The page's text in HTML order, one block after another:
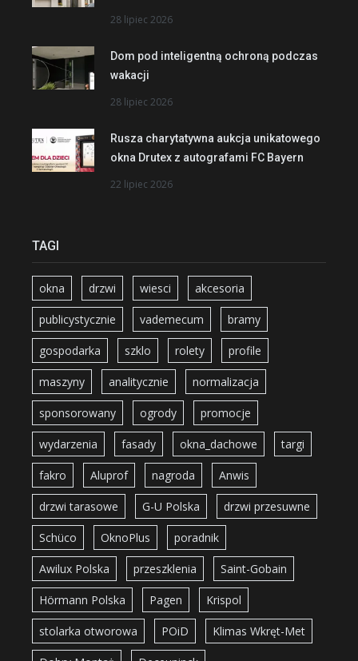
28 lipiec 2026
Dom pod inteligentną ochroną podczas
wakacji
28 lipiec 2026
Rusza charytatywna aukcja unikatowego
okna Drutex z autografami FC Bayern
22 lipiec 2026
TAGI
okna drzwi wiesci akcesoria
publicystycznie vademecum bramy
gospodarka szklo rolety profile
maszyny analitycznie normalizacja
sponsorowany ogrody promocje
wydarzenia fasady okna_dachowe targi
fakro Aluprof nagroda Anwis
drzwi tarasowe G-U Polska drzwi przesuwne
Schüco OknoPlus poradnik
Awilux Polska przeszklenia Saint-Gobain
Hörmann Polska Pagen Krispol
stolarka otworowa POiD Klimas Wkręt-Met